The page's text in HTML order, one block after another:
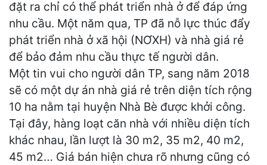
đặt ra chỉ có thể phát triển nhà ở để đáp ứng
nhu cầu. Một năm qua, TP đã nỗ lực thúc đẩy
phát triển nhà ở xã hội (NƠXH) và nhà giá rẻ
để bảo đảm nhu cầu thực tế người dân.
Một tin vui cho người dân TP, sang năm 2018
sẽ có một dự án nhà giá rẻ trên diện tích rộng
10 ha nằm tại huyện Nhà Bè được khởi công.
Tại đây, hàng loạt căn nhà với nhiều diện tích
khác nhau, lần lượt là 30 m2, 35 m2, 40 m2,
45 m2… Giá bán hiện chưa rõ nhưng cũng có